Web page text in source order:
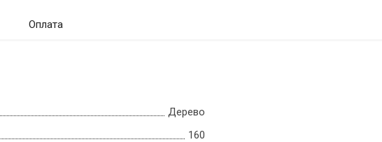
Оплата
Дерево
160